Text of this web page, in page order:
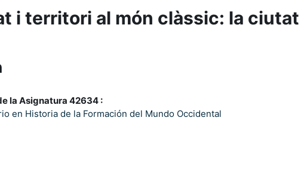
i territori al món clàssic: la ciutat
la Asignatura 42634 :
en Historia de la Formación del Mundo Occidental